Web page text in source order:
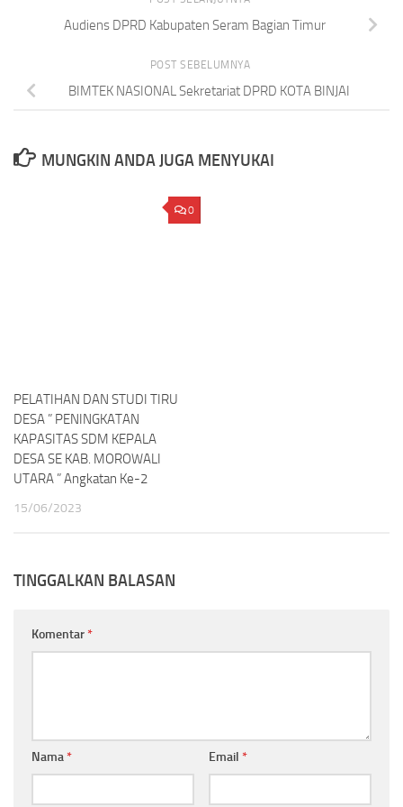
Audiens DPRD Kabupaten Seram Bagian Timur
POST SEBELUMNYA
BIMTEK NASIONAL Sekretariat DPRD KOTA BINJAI
MUNGKIN ANDA JUGA MENYUKAI
0
PELATIHAN DAN STUDI TIRU
DESA ” PENINGKATAN
KAPASITAS SDM KEPALA
DESA SE KAB. MOROWALI
UTARA ” Angkatan Ke-2
15/06/2023
TINGGALKAN BALASAN
Komentar*
Nama* Email *